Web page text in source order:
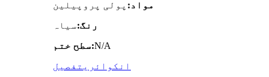
مواد: پولی پروپیلین
رنگ:سیاہ
سطح ختم:N/A
انکوائری تفصیل